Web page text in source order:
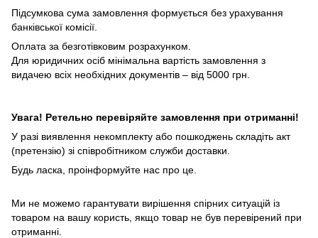
Підсумкова сума замовлення формується без урахування
банківської комісії.
Оплата за безготівковим розрахунком.
Для юридичних осіб мінімальна вартість замовлення з
видачею всіх необхідних документів – від 5000 грн.
Увага! Ретельно перевіряйте замовлення при отриманні!
У разі виявлення некомплекту або пошкоджень складіть акт
(претензію) зі співробітником служби доставки.
Будь ласка, проінформуйте нас про це.
Ми не можемо гарантувати вирішення спірних ситуацій із
товаром на вашу користь, якщо товар не був перевірений при
отриманні.